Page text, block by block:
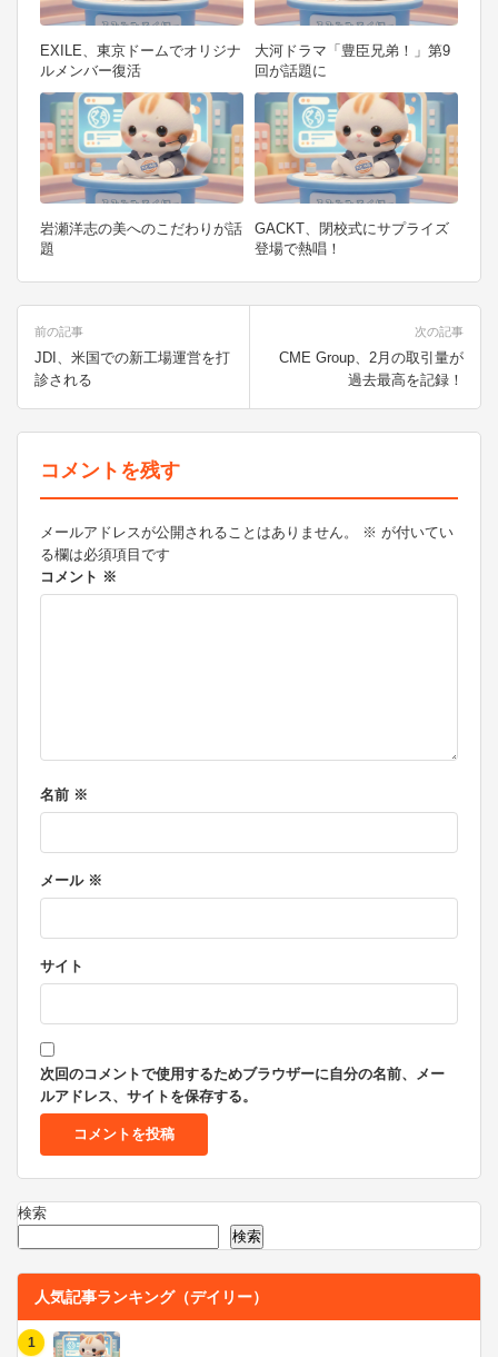
検索
検索
人気記事ランキング（デイリー）
1
EXILE、東京ドームでオリジナ
ルメンバー復活
大河ドラマ「豊臣兄弟！」第9
回が話題に
岩瀬洋志の美へのこだわりが話
題
GACKT、閉校式にサプライズ
登場で熱唱！
投
稿
ナ
前の記事
JDI、米国での新工場運営を打
診される
次の記事
CME Group、2月の取引量が
過去最高を記録！
コメントを残す
メールアドレスが公開されることはありません。 ※ が付いてい
る欄は必須項目です
コメント ※
名前 ※
メール ※
サイト
次回のコメントで使用するためブラウザーに自分の名前、メー
ルアドレス、サイトを保存する。